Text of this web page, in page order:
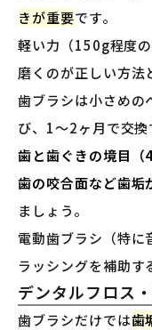
きが重要です。
軽い力（150g程度
磨くのが正しい方法
歯ブラシは小さめの
び、1〜2ヶ月で交換
歯と歯ぐきの境目（
歯の咬合面など歯垢
ましょう。
電動歯ブラシ（特に
ラッシングを補助す
デンタルフロス
歯ブラシだけでは歯